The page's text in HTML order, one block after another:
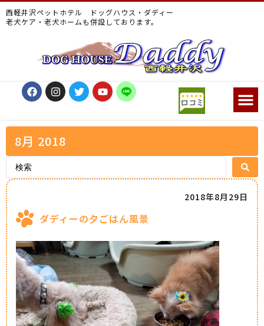
西軽井沢ペットホテル ドッグハウス・ダディー
老犬ケア・老犬ホームも併設しております。
8月 2018
ダディーの夕ごはん風景
2018年8月29日